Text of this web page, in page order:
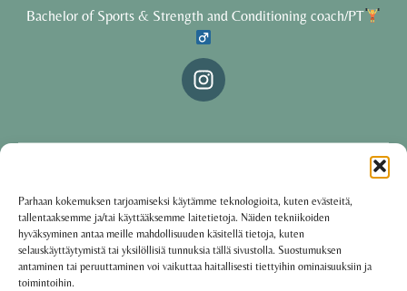
Parhaan kokemuksen tarjoamiseksi käytämme teknologioita, kuten evästeitä,
tallentaaksemme ja/tai käyttääksemme laitetietoja. Näiden tekniikoiden
hyväksyminen antaa meille mahdollisuuden käsitellä tietoja, kuten
selauskäyttäytymistä tai yksilöllisiä tunnuksia tällä sivustolla. Suostumuksen
antaminen tai peruuttaminen voi vaikuttaa haitallisesti tiettyihin ominaisuuksiin ja
toimintoihin.
Bachelor of Sports & Strength and Conditioning coach/PT
Käyttöehdot·Tietosuojakäytäntö